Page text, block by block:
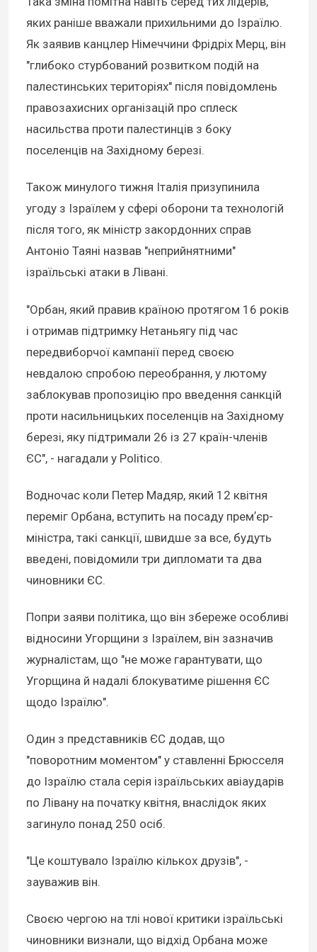
яких раніше вважали прихильними до Ізраїлю.
Як заявив канцлер Німеччини Фрідріх Мерц, він
"глибоко стурбований розвитком подій на
палестинських територіях" після повідомлень
правозахисних організацій про сплеск
насильства проти палестинців з боку
поселенців на Західному березі.
Також минулого тижня Італія призупинила
угоду з Ізраїлем у сфері оборони та технологій
після того, як міністр закордонних справ
Антоніо Таяні назвав "неприйнятними"
ізраїльські атаки в Лівані.
"Орбан, який правив країною протягом 16 років
і отримав підтримку Нетаньягу під час
передвиборчої кампанії перед своєю
невдалою спробою переобрання, у лютому
заблокував пропозицію про введення санкцій
проти насильницьких поселенців на Західному
березі, яку підтримали 26 із 27 країн-членів
ЄС", - нагадали у Politico.
Водночас коли Петер Мадяр, який 12 квітня
переміг Орбана, вступить на посаду премʼєр-
міністра, такі санкції, швидше за все, будуть
введені, повідомили три дипломати та два
чиновники ЄС.
Попри заяви політика, що він збереже особливі
відносини Угорщини з Ізраїлем, він зазначив
журналістам, що "не може гарантувати, що
Угорщина й надалі блокуватиме рішення ЄС
щодо Ізраїлю".
Один з представників ЄС додав, що
"поворотним моментом" у ставленні Брюсселя
до Ізраїлю стала серія ізраїльських авіаударів
по Лівану на початку квітня, внаслідок яких
загинуло понад 250 осіб.
"Це коштувало Ізраїлю кількох друзів", -
зауважив він.
Своєю чергою на тлі нової критики ізраїльські
чиновники визнали, що відхід Орбана може